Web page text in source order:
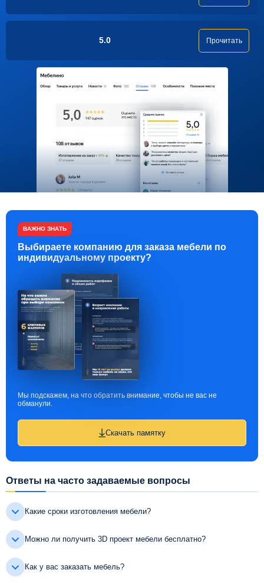
5.0 Прочитать
ВАЖНО ЗНАТЬ
Выбираете компанию для заказа мебели по
индивидуальному проекту?
Мы подскажем, на что обратить внимание, чтобы не вас не
обманули.
Скачать памятку
Ответы на часто задаваемые вопросы
Какие сроки изготовления мебели?
Можно ли получить 3D проект мебели бесплатно?
Как у вас заказать мебель?